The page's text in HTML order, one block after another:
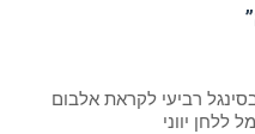
רביעי לקראת אלבום
ללחן יווני